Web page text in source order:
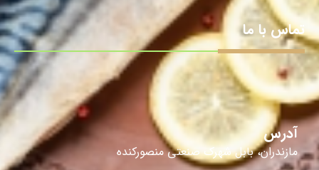
تماس با ما
آدرس
مازندران، بابل شهرک صنعتی منصورکنده